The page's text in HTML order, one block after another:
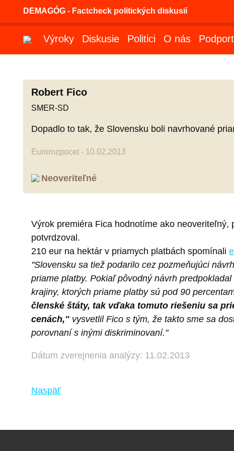
DEMAGÓG - Factcheck politických diskusií
Výroky Diskusie Politici O nás
Robert Fico
SMER-SD
Dopadlo to tak, že Slovensku boli navrhované
Eurorozpocet - 10.02.2013
Neoveriteľné
Výrok premiéra Fica hodnotíme ako
potvrdzoval.
210 eur na hektár v priamych platbách spomínali
"Slovensku sa tiež podarilo cez pozmeňujúci
priame platby. Pokiaľ pôvodný návrh
krajiny, ktorých priame platby sú pod 90
členské štáty, tak vďaka tomuto riešeniu sa
cenách,"vysvetlil Fico s tým, že takto sme sa
porovnaní s inými diskriminovaní."
Dátum zverejnenia analýzy: 11.02.2013
Naspäť